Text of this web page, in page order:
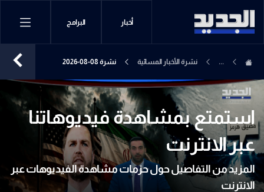
أخبار البرامج
... نشرة الأخبار المسائية نشرة 08-08-2026
استمتع بمشاهدة فيديوهاتنا
عبر الانترنت
المزيد من التفاصيل حول حزمات مشاهدة الفيديوهات عبر
الانترنت